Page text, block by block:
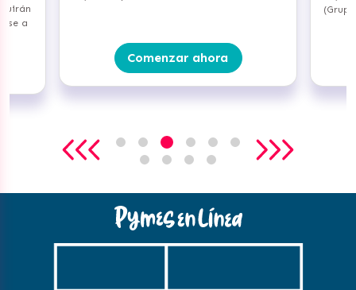
a
Comenzar ahora